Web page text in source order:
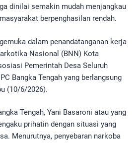
dinilai semakin mudah menjangkau
berpenghasilan rendah.
dalam penandatanganan kerja
Nasional (BNN) Kota
Pemerintah Desa Seluruh
Bangka Tengah yang berlangsung
(10/6/2026).
Tengah, Yani Basaroni atau yang
prihatin dengan situasi yang
Menurutnya, penyebaran narkoba